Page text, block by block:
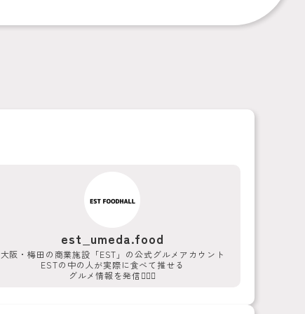
est_umeda.food
大阪・梅田の商業施設「EST」の公式グルメアカウント
ESTの中の人が実際に食べて推せる
グルメ情報を発信💁‍♀️✨